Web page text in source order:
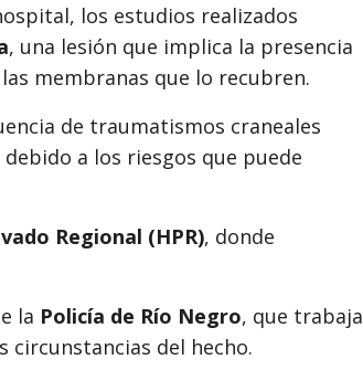
los estudios realizados
, una lesión que implica la presencia
membranas que lo recubren.
de traumatismos craneales
a los riesgos que puede
Regional (HPR), donde
la Policía de Río Negro, que trabaja
circunstancias del hecho.